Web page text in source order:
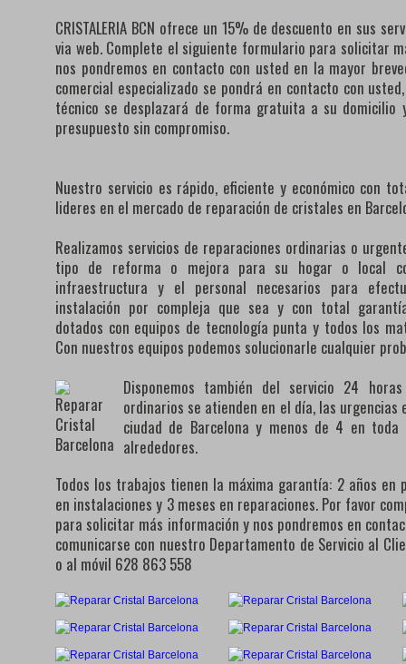
CRISTALERIA BCN ofrece un 15% de descuento en sus
via web. Complete el siguiente formulario para solicitar
nos pondremos en contacto con usted en la mayor
comercial especializado se pondrá en contacto con
técnico se desplazará de forma gratuita a su domicilio
presupuesto sin compromiso.
Nuestro servicio es rápido, eficiente y económico con
lideres en el mercado de reparación de cristales en
Realizamos servicios de reparaciones ordinarias o
tipo de reforma o mejora para su hogar o local
infraestructura y el personal necesarios para
instalación por compleja que sea y con total
dotados con equipos de tecnología punta y todos los
Con nuestros equipos podemos solucionarle cualquier
Disponemos también del servicio 24
ordinarios se atienden en el día, las urgencias
ciudad de Barcelona y menos de 4 en
alrededores.
Todos los trabajos tienen la máxima garantía: 2 años en
en instalaciones y 3 meses en reparaciones. Por favor
para solicitar más información y nos pondremos en
comunicarse con nuestro Departamento de Servicio al
o al móvil 628 863 558